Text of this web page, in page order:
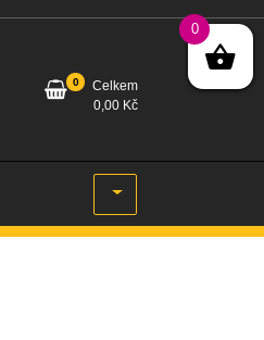
0
Celkem
0,00 Kč
0